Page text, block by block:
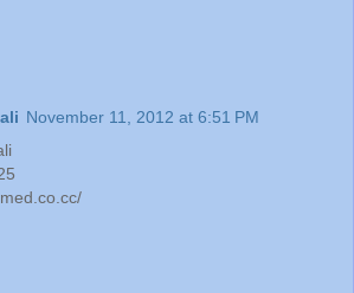
November 11, 2012 at 6:51 PM